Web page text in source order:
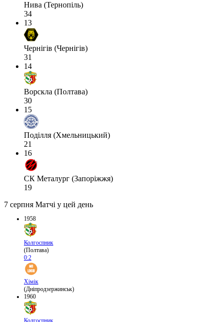
Нива (Тернопіль)
34
13
Чернігів (Чернігів)
31
14
Ворскла (Полтава)
30
15
Поділля (Хмельницький)
21
16
СК Металург (Запоріжжя)
19
7 серпня Матчі у цей день
1958
Колгоспник
(Полтава)
0:2
Хімік
(Дніпродзержинськ)
1960
Колгоспник